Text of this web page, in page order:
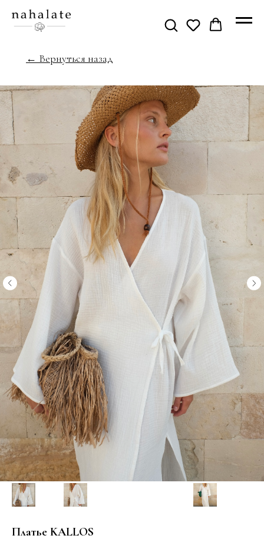
← Вернуться назад
Платье KALLOS